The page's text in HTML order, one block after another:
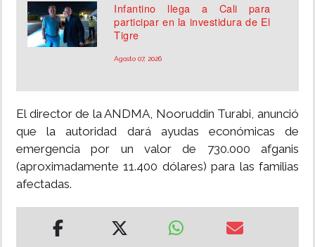
Infantino llega a Cali para
participar en la investidura de El
Tigre
Agosto 07, 2026
El director de la ANDMA, Nooruddin Turabi, anunció
que la autoridad dará ayudas económicas de
emergencia por un valor de 730.000 afganis
(aproximadamente 11.400 dólares) para las familias
afectadas.